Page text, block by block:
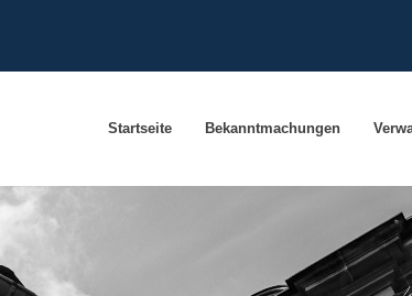
Startseite Bekanntmachungen